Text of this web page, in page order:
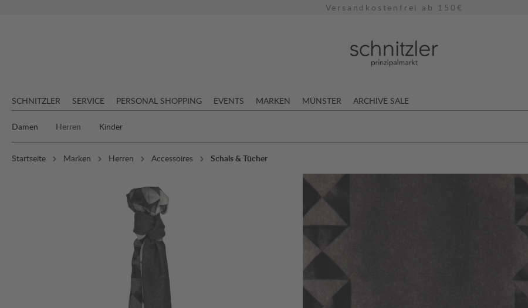
Versandkostenfrei ab 150€
SCHNITZLER SERVICE PERSONAL SHOPPING EVENTS MARKEN MÜNSTER ARCHIVE SALE
Damen Herren Kinder
Startseite Marken Herren Accessoires Schals & Tücher